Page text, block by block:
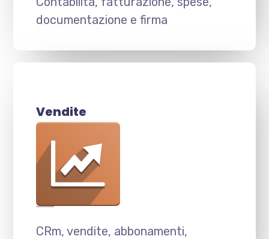
documentazione e firma
Vendite
CRm, vendite, abbonamenti,